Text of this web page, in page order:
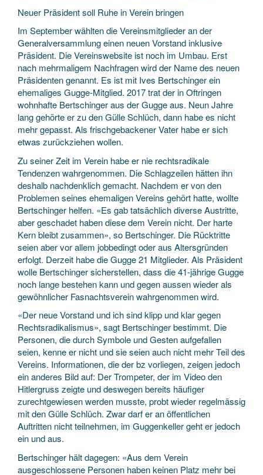
Neuer Präsident soll Ruhe in Verein bringen
Im September wählten die Vereinsmitglieder an der
Generalversammlung einen neuen Vorstand inklusive
Präsident. Die Vereinswebsite ist noch im Umbau. Erst
nach mehrmaligem Nachfragen wird der Name des neuen
Präsidenten genannt. Es ist mit Ives Bertschinger ein
ehemaliges Gugge-Mitglied. 2017 trat der in Oftringen
wohnhafte Bertschinger aus der Gugge aus. Neun Jahre
lang gehörte er zu den Gülle Schlüch, dann habe es nicht
mehr gepasst. Als frischgebackener Vater habe er sich
etwas zurückziehen wollen.
Zu seiner Zeit im Verein habe er nie rechtsradikale
Tendenzen wahrgenommen. Die Schlagzeilen hätten ihn
deshalb nachdenklich gemacht. Nachdem er von den
Problemen seines ehemaligen Vereins gehört hatte, wollte
Bertschinger helfen. «Es gab tatsächlich diverse Austritte,
aber geschadet haben diese dem Verein nicht. Der harte
Kern bleibt zusammen», so Bertschinger. Die Rücktritte
seien aber vor allem jobbedingt oder aus Altersgründen
erfolgt. Derzeit habe die Gugge 21 Mitglieder. Als Präsident
wolle Bertschinger sicherstellen, dass die 41-jährige Gugge
noch lange bestehen kann und gegen aussen wieder als
gewöhnlicher Fasnachtsverein wahrgenommen wird.
«Der neue Vorstand und ich sind klipp und klar gegen
Rechtsradikalismus», sagt Bertschinger bestimmt. Die
Personen, die durch Symbole und Gesten aufgefallen
seien, kenne er nicht und sie seien auch nicht mehr Teil des
Vereins. Informationen, die der bz vorliegen, zeigen jedoch
ein anderes Bild auf: Der Trompeter, der im Video den
Hitlergruss zeigte und deswegen bereits häufiger
zurechtgewiesen werden musste, probt wieder regelmässig
mit den Gülle Schlüch. Zwar darf er an öffentlichen
Auftritten nicht teilnehmen, im Guggenkeller geht er jedoch
ein und aus.
Bertschinger hält dagegen: «Aus dem Verein
ausgeschlossene Personen haben keinen Platz mehr bei